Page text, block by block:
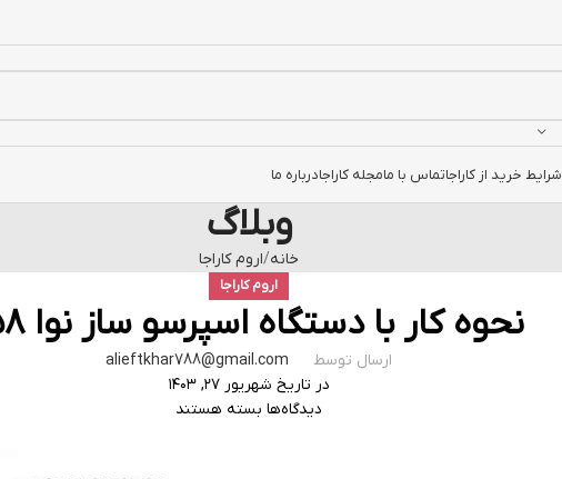
شرایط خرید از کاراجاتماس با مامجله کاراجادرباره ما
وبلاگ
خانه اروم کاراجا
اروم کاراجا
نحوه کار با دستگاه اسپرسو ساز نوا ۱۵۸
ارسال توسط
alieftkhar788@gmail.com
در تاریخ شهریور ۲۷, ۱۴۰۳
دیدگاه‌ها بسته هستند